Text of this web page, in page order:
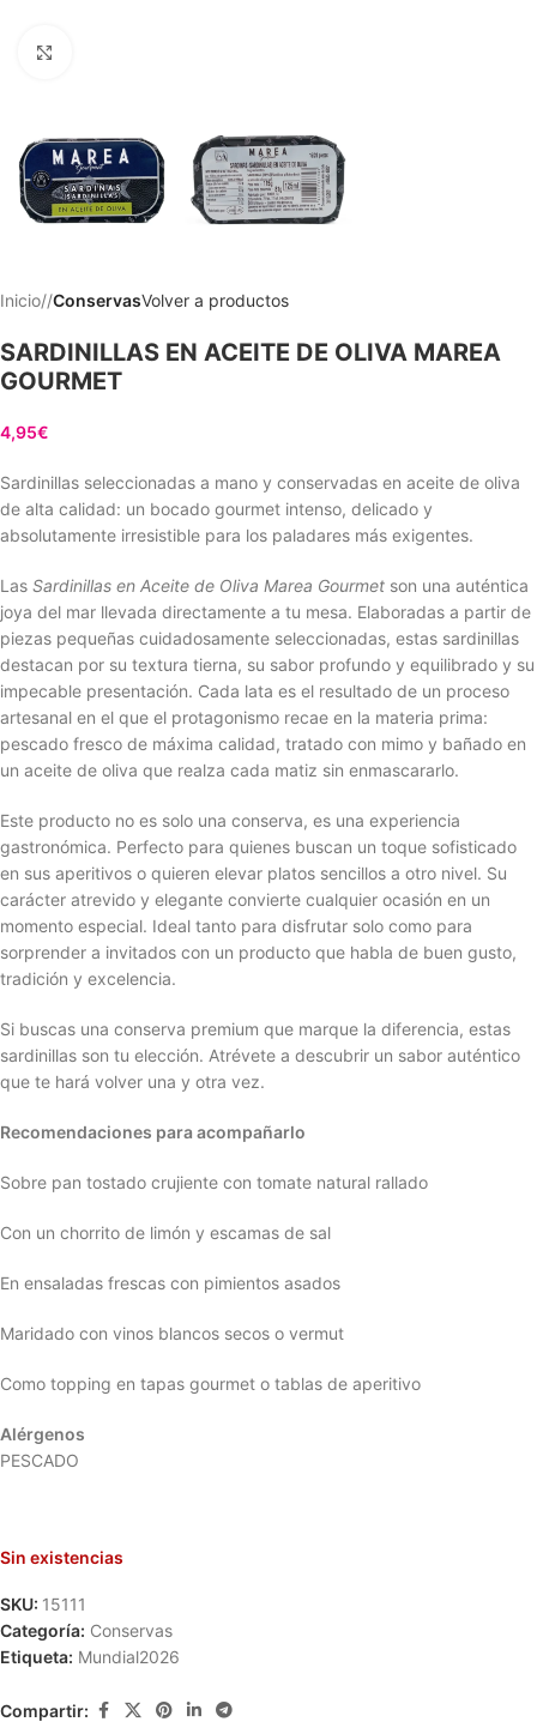
Inicio/ ConservasVolver a productos
SARDINILLAS EN ACEITE DE OLIVA MAREA
GOURMET
4,95€
Sardinillas seleccionadas a mano y conservadas en aceite de oliva
de alta calidad: un bocado gourmet intenso, delicado y
absolutamente irresistible para los paladares más exigentes.
Las Sardinillas en Aceite de Oliva Marea Gourmet son una auténtica
joya del mar llevada directamente a tu mesa. Elaboradas a partir de
piezas pequeñas cuidadosamente seleccionadas, estas sardinillas
destacan por su textura tierna, su sabor profundo y equilibrado y su
impecable presentación. Cada lata es el resultado de un proceso
artesanal en el que el protagonismo recae en la materia prima:
pescado fresco de máxima calidad, tratado con mimo y bañado en
un aceite de oliva que realza cada matiz sin enmascararlo.
Este producto no es solo una conserva, es una experiencia
gastronómica. Perfecto para quienes buscan un toque sofisticado
en sus aperitivos o quieren elevar platos sencillos a otro nivel. Su
carácter atrevido y elegante convierte cualquier ocasión en un
momento especial. Ideal tanto para disfrutar solo como para
sorprender a invitados con un producto que habla de buen gusto,
tradición y excelencia.
Si buscas una conserva premium que marque la diferencia, estas
sardinillas son tu elección. Atrévete a descubrir un sabor auténtico
que te hará volver una y otra vez.
Recomendaciones para acompañarlo
Sobre pan tostado crujiente con tomate natural rallado
Con un chorrito de limón y escamas de sal
En ensaladas frescas con pimientos asados
Maridado con vinos blancos secos o vermut
Como topping en tapas gourmet o tablas de aperitivo
Alérgenos
PESCADO
Sin existencias
SKU: 15111
Categoría: Conservas
Etiqueta: Mundial2026
Compartir: